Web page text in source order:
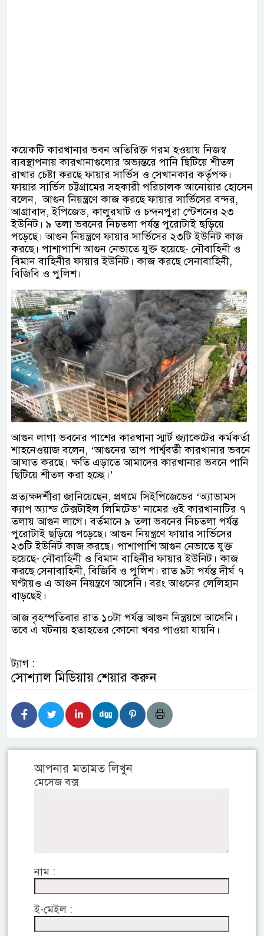
কয়েকটি কারখানার ভবন অতিরিক্ত গরম হওয়ায় নিজস্ব
ব্যবস্থাপনায় কারখানাগুলোর অভ্যন্তরে পানি ছিটিয়ে শীতল
রাখার চেষ্টা করছে ফায়ার সার্ভিস ও সেখানকার কর্তৃপক্ষ।
ফায়ার সার্ভিস চট্টগ্রামের সহকারী পরিচালক আনোয়ার হোসেন
বলেন, আগুন নিয়ন্ত্রণে কাজ করছে ফায়ার সার্ভিসের বন্দর,
আগ্রাবাদ, ইপিজেড, কালুরঘাট ও চন্দনপুরা স্টেশনের ২৩
ইউনিট। ৯ তলা ভবনের নিচতলা পর্যন্ত পুরোটাই ছড়িয়ে
পড়েছে। আগুন নিয়ন্ত্রণে ফায়ার সার্ভিসের ২৩টি ইউনিট কাজ
করছে। পাশাপাশি আগুন নেভাতে যুক্ত হয়েছে- নৌবাহিনী ও
বিমান বাহিনীর ফায়ার ইউনিট। কাজ করছে সেনাবাহিনী,
বিজিবি ও পুলিশ।
আগুন লাগা ভবনের পাশের কারখানা স্মার্ট জ্যাকেটের কর্মকর্তা
শাহনেওয়াজ বলেন, ‘আগুনের তাপ পার্শ্ববর্তী কারখানার ভবনে
আঘাত করছে। ক্ষতি এড়াতে আমাদের কারখানার ভবনে পানি
ছিটিয়ে শীতল করা হচ্ছে।’
প্রত্যক্ষদর্শীরা জানিয়েছেন, প্রথমে সিইপিজেডের ‘অ্যাডামস
ক্যাপ অ্যান্ড টেক্সটাইল লিমিটেড’ নামের ওই কারখানাটির ৭
তলায় আগুন লাগে। বর্তমানে ৯ তলা ভবনের নিচতলা পর্যন্ত
পুরোটাই ছড়িয়ে পড়েছে। আগুন নিয়ন্ত্রণে ফায়ার সার্ভিসের
২৩টি ইউনিট কাজ করছে। পাশাপাশি আগুন নেভাতে যুক্ত
হয়েছে- নৌবাহিনী ও বিমান বাহিনীর ফায়ার ইউনিট। কাজ
করছে সেনাবাহিনী, বিজিবি ও পুলিশ। রাত ৯টা পর্যন্ত দীর্ঘ ৭
ঘণ্টায়ও এ আগুন নিয়ন্ত্রণে আসেনি। বরং আগুনের লেলিহান
বাড়ছেই।
আজ বৃহস্পতিবার রাত ১০টা পর্যন্ত আগুন নিন্ত্রয়ণে আসেনি।
তবে এ ঘটনায় হতাহতের কোনো খবর পাওয়া যায়নি।
ট্যাগ :
সোশ্যাল মিডিয়ায় শেয়ার করুন
আপনার মতামত লিখুন
মেসেজ বক্স
নাম :
ই-মেইল :